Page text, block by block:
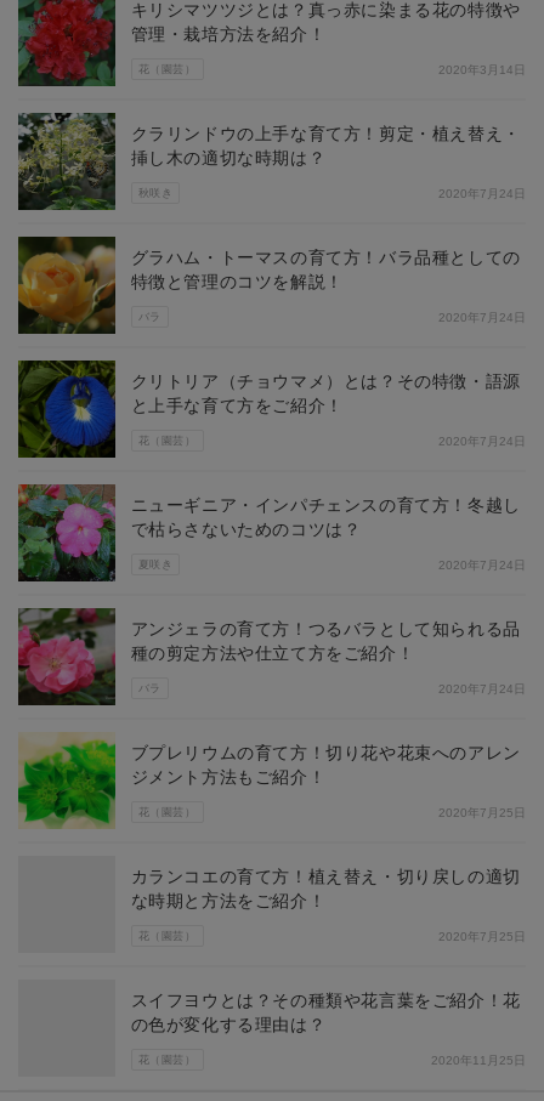
花（園芸）
キリシマツツジとは？真っ赤に染まる花の特徴や
管理・栽培方法を紹介！
2020年3月14日
秋咲き
クラリンドウの上手な育て方！剪定・植え替え・
挿し木の適切な時期は？
2020年7月24日
バラ
グラハム・トーマスの育て方！バラ品種としての
特徴と管理のコツを解説！
2020年7月24日
花（園芸）
クリトリア（チョウマメ）とは？その特徴・語源
と上手な育て方をご紹介！
2020年7月24日
夏咲き
ニューギニア・インパチェンスの育て方！冬越し
で枯らさないためのコツは？
2020年7月24日
バラ
アンジェラの育て方！つるバラとして知られる品
種の剪定方法や仕立て方をご紹介！
2020年7月24日
花（園芸）
ブプレリウムの育て方！切り花や花束へのアレン
ジメント方法もご紹介！
2020年7月25日
花（園芸）
カランコエの育て方！植え替え・切り戻しの適切
な時期と方法をご紹介！
2020年7月25日
花（園芸）
スイフヨウとは？その種類や花言葉をご紹介！花
の色が変化する理由は？
2020年11月25日